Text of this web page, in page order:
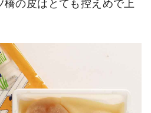
橋の皮はとても控えめで上